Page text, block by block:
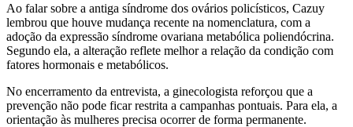
Ao falar sobre a antiga síndrome dos ovários policísticos, Cazuy
lembrou que houve mudança recente na nomenclatura, com a
adoção da expressão síndrome ovariana metabólica poliendócrina.
Segundo ela, a alteração reflete melhor a relação da condição com
fatores hormonais e metabólicos.
No encerramento da entrevista, a ginecologista reforçou que a
prevenção não pode ficar restrita a campanhas pontuais. Para ela, a
orientação às mulheres precisa ocorrer de forma permanente.